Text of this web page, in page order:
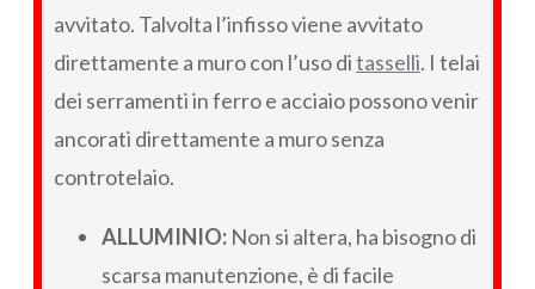
avvitato. Talvolta l’infisso viene avvitato
direttamente a muro con l’uso ditasselli. I telai
dei serramenti in ferro e acciaio possono venir
ancorati direttamente a muro senza
controtelaio.
ALLUMINIO: Non si altera, ha bisogno di
scarsa manutenzione, è di facile